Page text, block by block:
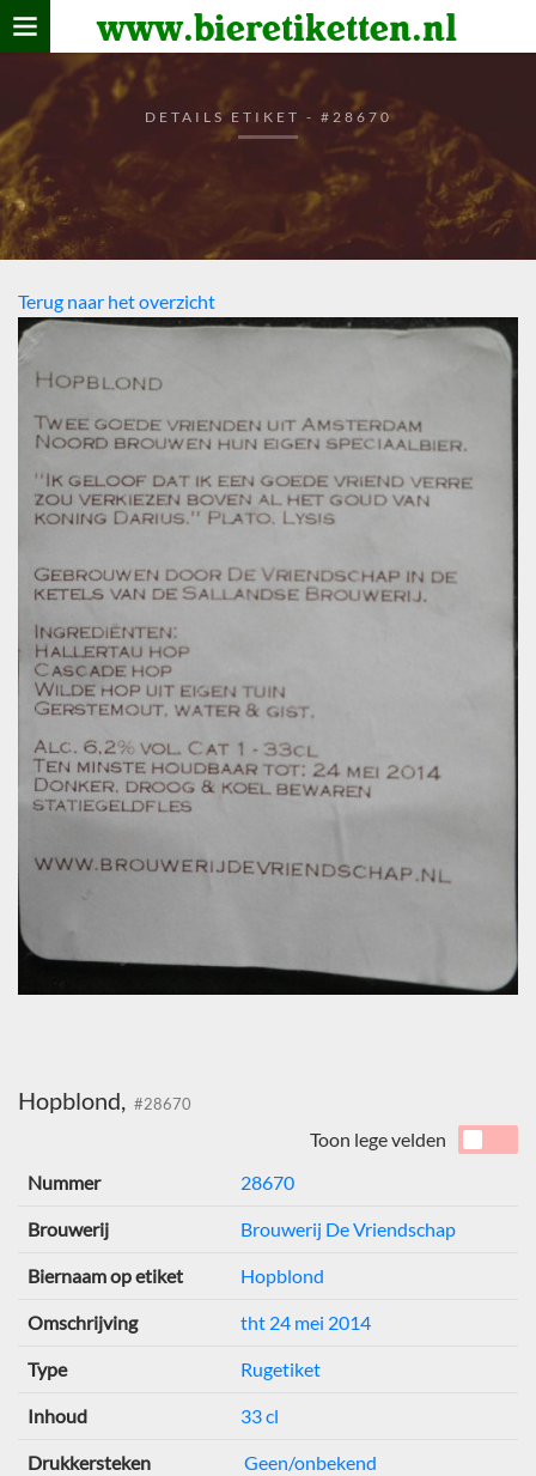
www.bieretiketten.nl
Home
verzamelen
De bierkaart
Bezoekers
DETAILS ETIKET - #28670
Terug naar het overzicht
Hopblond, #28670
Toon lege velden
Nummer
28670
Brouwerij Brouwerij De Vriendschap
Biernaam op etiket Hopblond
Omschrijving tht 24 mei 2014
Type Rugetiket
Inhoud 33 cl
Drukkersteken Geen/onbekend